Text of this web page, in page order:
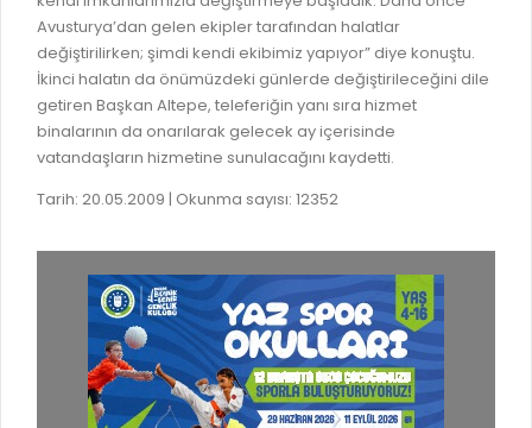
FOTOĞRAF GALERİSİ
BURSA GÜNLÜĞÜ DERGİSİ
AYKOME KARARLARI
BURSA YAYINLARI
YÖNETİM SİSTEMLERİ
VİZYON & MİSYON
POLİTİKALARIMIZ
ENTEGRE YÖNETIM SISTEMI
KALITE BELGELERIMIZ
KVKK AYDINLATMA METNI
LOKMA DAĞITIM İZNİ BAŞVURUSU
BAĞLANTILAR
WEB - MOBIL UYGULAMALARIMIZ
KURUM İÇİ UYGULAMALAR
NÖBETÇİ ECZANELER
HAL FİYATLARI
SANAL TURLAR
KURUMLAR
Avusturya’dan gelen ekipler tarafından halatlar
değiştirilirken; şimdi kendi ekibimiz yapıyor” diye konuştu.
İkinci halatın da önümüzdeki günlerde değiştirileceğini dile
getiren Başkan Altepe, teleferiğin yanı sıra hizmet
binalarının da onarılarak gelecek ay içerisinde
vatandaşların hizmetine sunulacağını kaydetti.
Tarih: 20.05.2009 | Okunma sayısı: 12352